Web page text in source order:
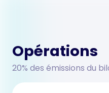
Opérations
20% des émissions du